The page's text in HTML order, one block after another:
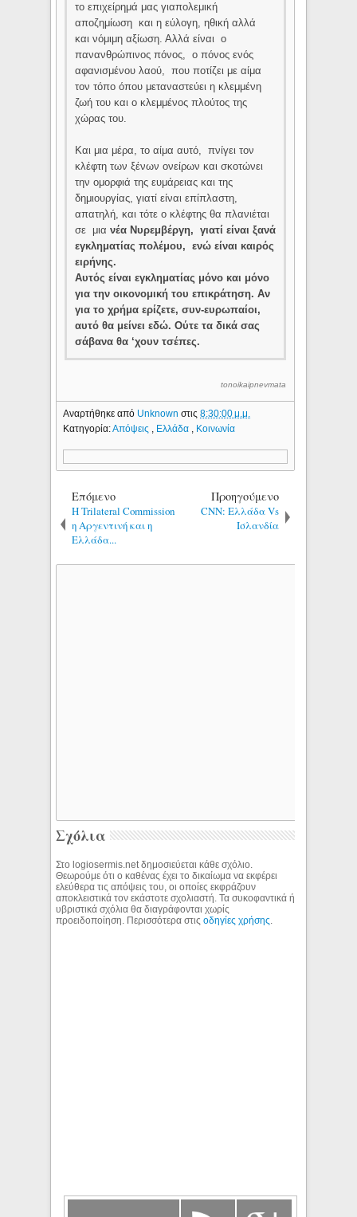
το επιχείρημά μας γιαπολεμική
αποζημίωση και η εύλογη, ηθική αλλά
και νόμιμη αξίωση. Αλλά είναι ο
πανανθρώπινος πόνος, ο πόνος ενός
αφανισμένου λαού, που ποτίζει με αίμα
τον τόπο όπου μεταναστεύει η κλεμμένη
ζωή του και ο κλεμμένος πλούτος της
χώρας του.
Και μια μέρα, το αίμα αυτό, πνίγει τον
κλέφτη των ξένων ονείρων και σκοτώνει
την ομορφιά της ευμάρειας και της
δημιουργίας, γιατί είναι επίπλαστη,
απατηλή, και τότε ο κλέφτης θα πλανιέται
σε μια νέα Νυρεμβέργη, γιατί είναι ξανά
εγκληματίας πολέμου, ενώ είναι καιρός
ειρήνης.
Αυτός είναι εγκληματίας μόνο και μόνο
για την οικονομική του επικράτηση. Αν
για το χρήμα ερίζετε, συν-ευρωπαίοι,
αυτό θα μείνει εδώ. Ούτε τα δικά σας
σάβανα θα ‘χουν τσέπες.
tonoikaipnevmata
Αναρτήθηκε από Unknownστις8:30:00 μ.μ.
Κατηγορία:Απόψεις , Ελλάδα , Κοινωνία
Επόμενο
Η Trilateral Commission
η Αργεντινή και η
Ελλάδα...
Προηγούμενο
CNN: Ελλάδα Vs
Ισλανδία
Σχόλια
Στο logiosermis.net δημοσιεύεται κάθε σχόλιο.
Θεωρούμε ότι ο καθένας έχει το δικαίωμα να εκφέρει
ελεύθερα τις απόψεις του, οι οποίες εκφράζουν
αποκλειστικά τον εκάστοτε σχολιαστή. Τα συκοφαντικά ή
υβριστικά σχόλια θα διαγράφονται χωρίς
προειδοποίηση. Περισσότερα στιςοδηγίες χρήσης.